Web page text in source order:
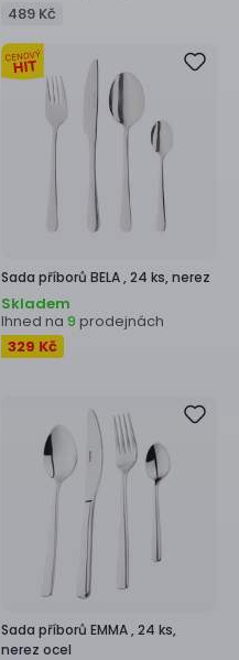
489 Kč
Sada příborů BELA ,24 ks, nerez
Skladem
Ihned na 9 prodejnách
329 Kč
Sada příborů EMMA ,24 ks,
nerez ocel